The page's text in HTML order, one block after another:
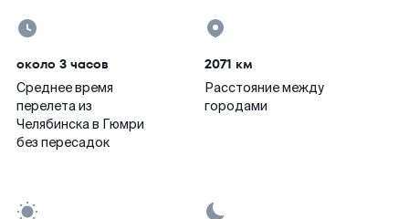
около 3 часов
Среднее время
перелета из
Челябинска в Гюмри
без пересадок
2071 км
Расстояние между
городами